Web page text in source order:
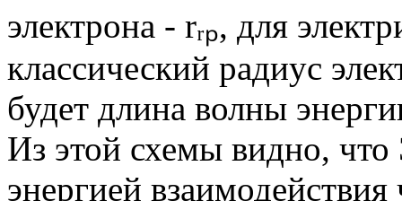
электрона - rᵣₚ, для
классический радиус
будет длина волны
Из этой схемы видно,
энергией